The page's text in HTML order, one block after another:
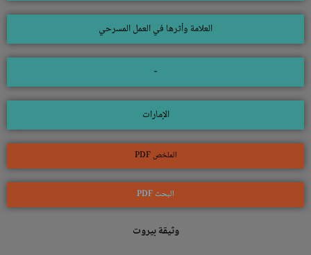
العلامة وأثرها في العمل المسرحي
-
الإمارات
الملخص PDF
البحث PDF
وثيقة بيروت